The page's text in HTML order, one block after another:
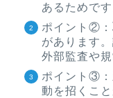
あるためです
ポイント②：
があります
外部監査や
ポイント③：
動を招くこ